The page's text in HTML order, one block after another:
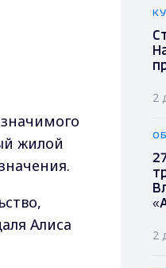
жилой
Алиса
2
2